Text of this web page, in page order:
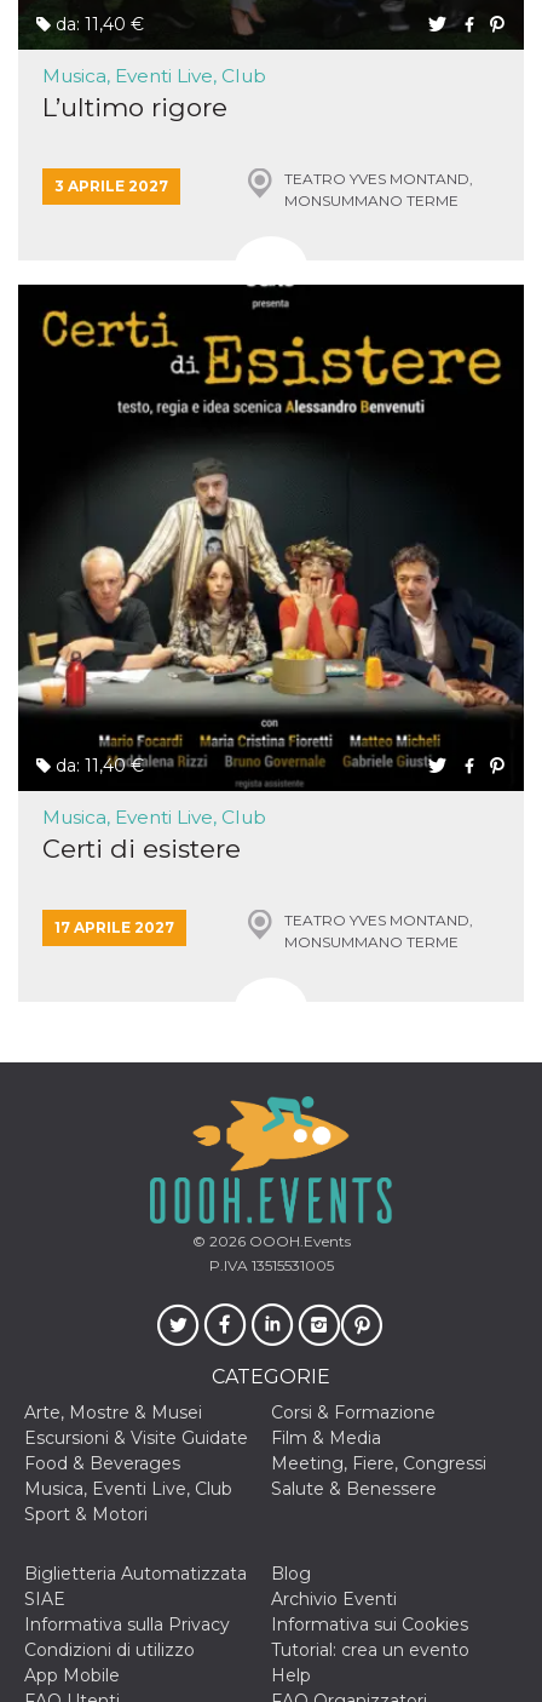
da: 11,40 €
Musica, Eventi Live, Club
L’ultimo rigore
3 APRILE 2027
TEATRO YVES MONTAND,
MONSUMMANO TERME
da: 11,40 €
Musica, Eventi Live, Club
Certi di esistere
17 APRILE 2027
TEATRO YVES MONTAND,
MONSUMMANO TERME
© 2026OOOH.Events
P.IVA 13515531005
CATEGORIE
Arte, Mostre & Musei
Corsi & Formazione
Escursioni & Visite Guidate
Film & Media
Food & Beverages
Meeting, Fiere, Congressi
Musica, Eventi Live, Club
Salute & Benessere
Sport & Motori
Biglietteria Automatizzata
SIAE
Blog
Archivio Eventi
Informativa sulla Privacy
Informativa sui Cookies
Condizioni di utilizzo
Tutorial: crea un evento
App Mobile
Help